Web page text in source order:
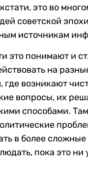
это во
советской
источникам
это понимают и
на
где возникают
вопросы, их
способами.
в более
пока это ни